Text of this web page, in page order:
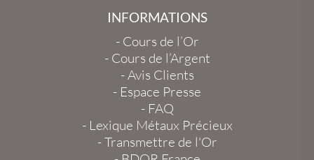
INFORMATIONS
- Cours de l’Or
- Cours de l’Argent
-Avis Clients
- Espace Presse
- FAQ
- Lexique Métaux Précieux
-Transmettre de l'Or